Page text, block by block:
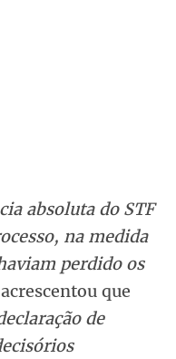
absoluta do STF
na medida
perdido os
que
de